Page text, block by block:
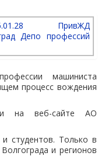
машиниста
процесс вождения
на веб-сайте АО
студентов. Только в
и регионов